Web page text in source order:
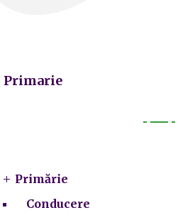
Primarie
Primărie
Conducere